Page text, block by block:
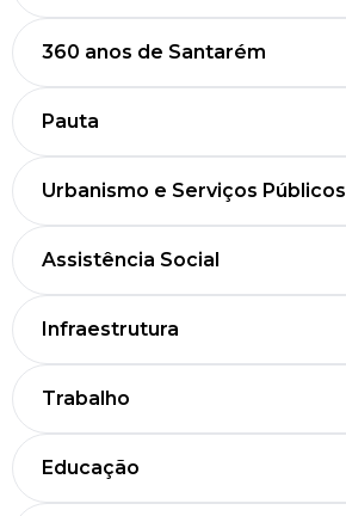
360 anos de Santarém
Pauta
Urbanismo e Serviços Públicos
Assistência Social
Infraestrutura
Trabalho
Educação